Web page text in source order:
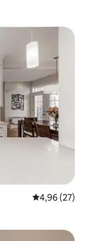
Gemiddelde
4,96 (27)